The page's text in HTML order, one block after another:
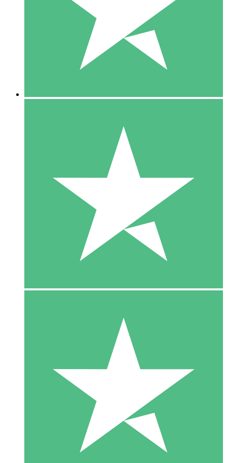
1 Téléchargement
10 00
10 Téléchargements
20 00